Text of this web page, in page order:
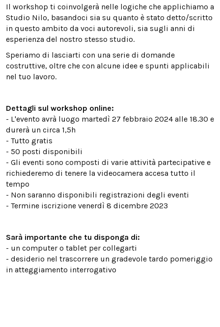
Il workshop ti coinvolgerà nelle logiche che applichiamo a
Studio Nilo, basandoci sia su quanto è stato detto/scritto
in questo ambito da voci autorevoli, sia sugli anni di
esperienza del nostro stesso studio.
Speriamo di lasciarti con una serie di domande
costruttive, oltre che con alcune idee e spunti applicabili
nel tuo lavoro.
Dettagli sul workshop online:
- L'evento avrà luogo martedì 27 febbraio 2024 alle 18.30 e
durerà un circa 1,5h
- Tutto gratis
- 50 posti disponibili
- Gli eventi sono composti di varie attività partecipative e
richiederemo di tenere la videocamera accesa tutto il
tempo
- Non saranno disponibili registrazioni degli eventi
- Termine iscrizione venerdì 8 dicembre 2023
‍Sarà importante che tu disponga di:
- un computer o tablet per collegarti
- desiderio nel trascorrere un gradevole tardo pomeriggio
in atteggiamento interrogativo